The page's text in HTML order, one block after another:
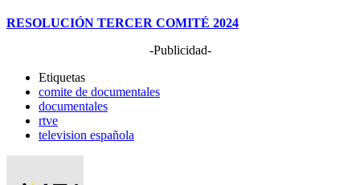
RESOLUCIÓN TERCER COMITÉ 2024
-Publicidad-
Etiquetas
comite de documentales
documentales
rtve
television española